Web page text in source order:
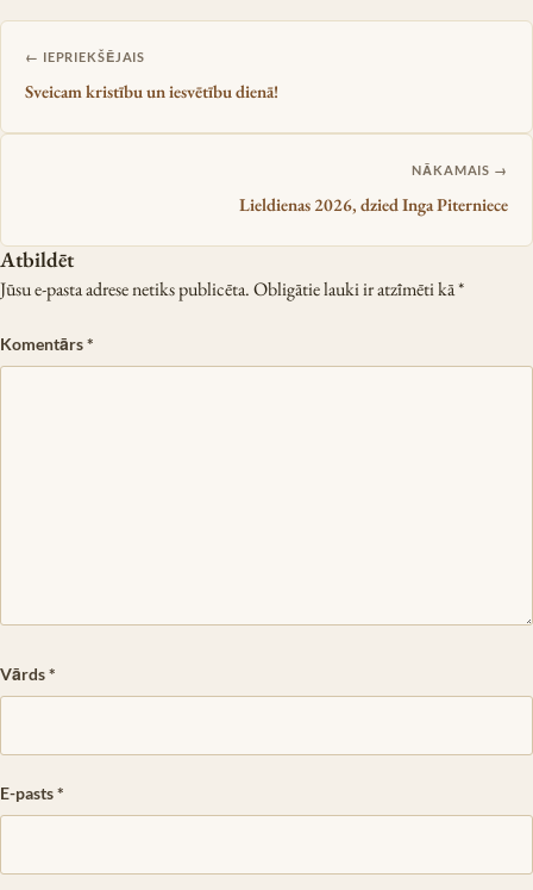
Ziņu izvēlne
← IEPRIEKŠĒJAIS
Sveicam kristību un iesvētību dienā!
NĀKAMAIS →
Lieldienas 2026, dzied Inga Piterniece
Atbildēt
Jūsu e-pasta adrese netiks publicēta.Obligātie lauki ir atzīmēti kā*
Komentārs*
Vārds*
E-pasts*